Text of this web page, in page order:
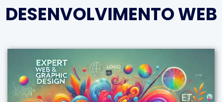
DESENVOLVIMENTO WEB